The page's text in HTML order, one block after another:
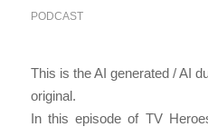
PODCAST
This is the AI generated / AI
original.
In this episode of TV